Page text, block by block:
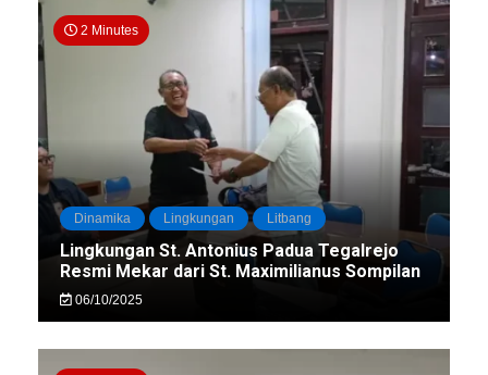
2 Minutes
Dinamika Lingkungan Litbang
Lingkungan St. Antonius Padua Tegalrejo
Resmi Mekar dari St. Maximilianus Sompilan
06/10/2025